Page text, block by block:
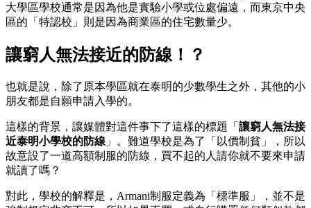
大學區學校通常是因為他是實驗小學或位處偏遠，而東京中央
區的「特認校」則是因為商業區的住宅數量少。
讓窮人無法接近的防線！？
也就是說，除了原本學區就在泰明的少數學生之外，其他的小
朋友都是自願申請入學的。
這樣的背景，讓媒體對這件事下了這樣的標題「 讓窮人無法接
近泰明小學校的防線 」。難道學校是為了「以價制貧」，所以
故意設了一道高額制服的防線，買不起的人請你就不要來申請
就讀了嗎？
對此，學校的解釋是，Armani制服定義為「標準服」，並不是